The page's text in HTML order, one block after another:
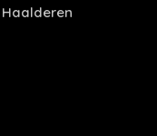
Haalderen